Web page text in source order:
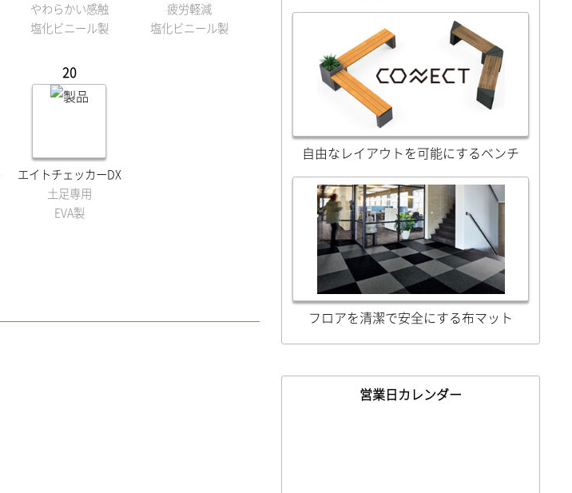
やわらかい感触
塩化ビニール製
疲労軽減
塩化ビニール製
20
エイトチェッカーDX
土足専用
EVA製
自由なレイアウトを可能にするベンチ
フロアを清潔で安全にする布マット
営業日カレンダー